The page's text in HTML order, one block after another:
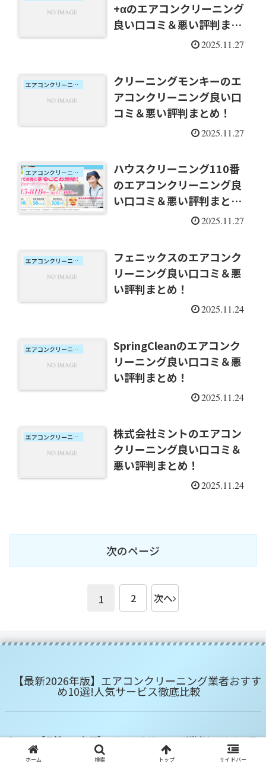
+αのエアコンクリーニング
良い口コミ＆悪い評判まと
2025.11.27
エアコンクリーニング口コミ
クリーニングモンキーのエ
アコンクリーニング良い口
コミ＆悪い評判まとめ！
2025.11.27
エアコンクリーニング口コミ
ハウスクリーニング110番
のエアコンクリーニング良
い口コミ＆悪い評判まと
2025.11.27
エアコンクリーニング口コミ
フェニックスのエアコンク
リーニング良い口コミ＆悪
い評判まとめ！
2025.11.24
エアコンクリーニング口コミ
SpringCleanのエアコンク
リーニング良い口コミ＆悪
い評判まとめ！
2025.11.24
エアコンクリーニング口コミ
株式会社ミントのエアコン
クリーニング良い口コミ＆
悪い評判まとめ！
2025.11.24
次のページ
1 2 次へ
【最新2026年版】エアコンクリーニング業者おすす
め10選!人気サービス徹底比較
© 2023 【最新2026年版】エアコンクリーニング業者おすすめ10選!
人気サービス徹底比較.
ホーム 検索 トップ サイドバー